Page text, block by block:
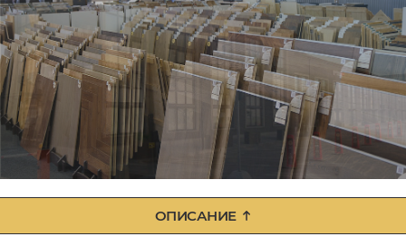
ОПИСАНИЕ